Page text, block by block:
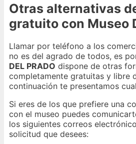
Otras alternativas
gratuito con Museo
Llamar por teléfono a los
no es del agrado de todos, es
DEL PRADO dispone de otras
completamente gratuitas y libre
continuación te presentamos
Si eres de los que prefiere una
con el museo puedes
los siguientes correos
solicitud que desees: